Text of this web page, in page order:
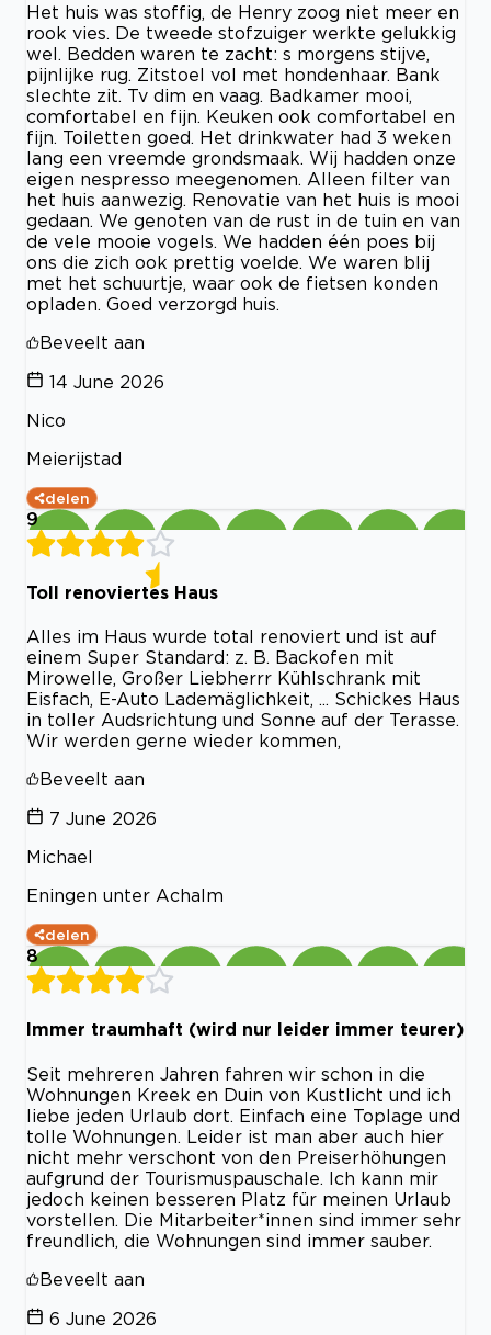
Het huis was stoffig, de Henry zoog niet meer en
rook vies. De tweede stofzuiger werkte gelukkig
wel. Bedden waren te zacht: s morgens stijve,
pijnlijke rug. Zitstoel vol met hondenhaar. Bank
slechte zit. Tv dim en vaag. Badkamer mooi,
comfortabel en fijn. Keuken ook comfortabel en
fijn. Toiletten goed. Het drinkwater had 3 weken
lang een vreemde grondsmaak. Wij hadden onze
eigen nespresso meegenomen. Alleen filter van
het huis aanwezig. Renovatie van het huis is mooi
gedaan. We genoten van de rust in de tuin en van
de vele mooie vogels. We hadden één poes bij
ons die zich ook prettig voelde. We waren blij
met het schuurtje, waar ook de fietsen konden
opladen. Goed verzorgd huis.
Beveelt aan
14 June 2026
Nico
Meierijstad
delen
9
Toll renoviertes Haus
Alles im Haus wurde total renoviert und ist auf
einem Super Standard: z. B. Backofen mit
Mirowelle, Großer Liebherrr Kühlschrank mit
Eisfach, E-Auto Lademäglichkeit, ... Schickes Haus
in toller Audsrichtung und Sonne auf der Terasse.
Wir werden gerne wieder kommen,
Beveelt aan
7 June 2026
Michael
Eningen unter Achalm
delen
8
Immer traumhaft (wird nur leider immer teurer)
Seit mehreren Jahren fahren wir schon in die
Wohnungen Kreek en Duin von Kustlicht und ich
liebe jeden Urlaub dort. Einfach eine Toplage und
tolle Wohnungen. Leider ist man aber auch hier
nicht mehr verschont von den Preiserhöhungen
aufgrund der Tourismuspauschale. Ich kann mir
jedoch keinen besseren Platz für meinen Urlaub
vorstellen. Die Mitarbeiter*innen sind immer sehr
freundlich, die Wohnungen sind immer sauber.
Beveelt aan
6 June 2026